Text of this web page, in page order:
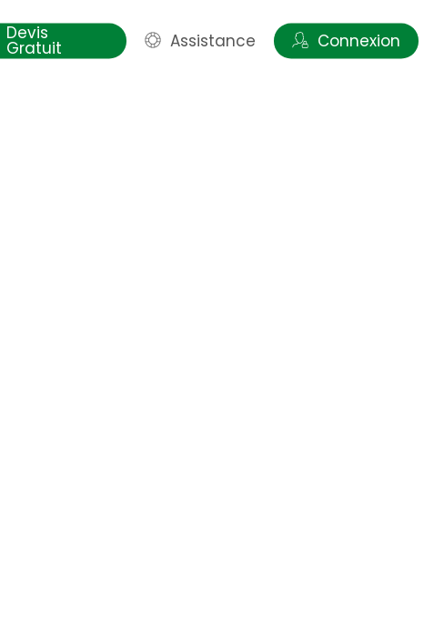
Devis
Gratuit Assistance Connexion